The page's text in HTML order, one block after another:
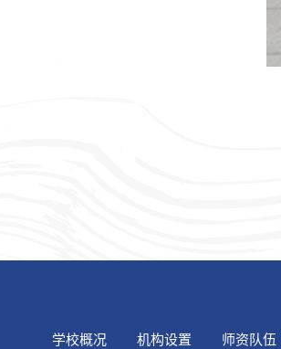
学校概况 机构设置 师资队伍